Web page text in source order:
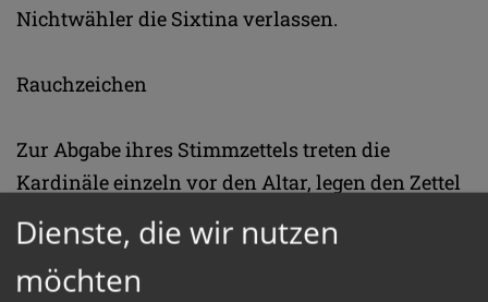
Nichtwähler die Sixtina verlassen.
Rauchzeichen
Zur Abgabe ihres Stimmzettels treten die
Kardinäle einzeln vor den Altar, legen den Zettel
in die Urne und sprechen eine weitere
Eidesformel. Anschließend werden die Stimmen
ausgezählt und die Zettel samt Unterlagen
Dienste, die wir nutzen
möchten